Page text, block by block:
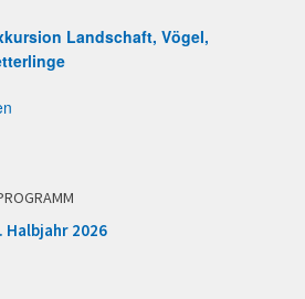
Landschaft, Vögel,
Halbjahr 2026